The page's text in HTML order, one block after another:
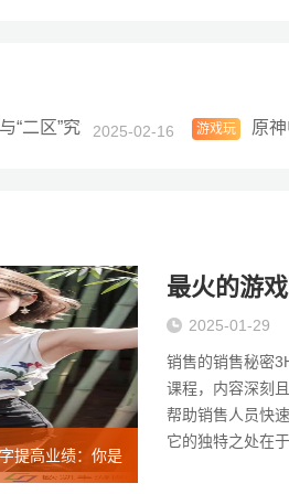
“二区”究竟有何区别？
2025-02-16
游戏玩
原
提高业绩：你是
最火的游
2025-01-29
销售的销售秘密
课程，内容深刻
帮助销售人员快
它的独特之处在